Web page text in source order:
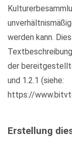
werden kann.
der
und 1.2.1 (siehe:
https://
Erstellung